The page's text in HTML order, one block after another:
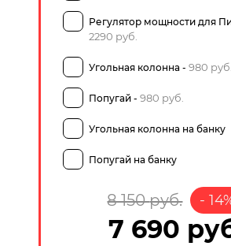
Регулятор мощности для
2290 руб.
Угольная колонна - 980 руб.
Попугай - 980 руб.
Угольная колонна на банку
Попугай на банку
8 150руб. -14
7 690